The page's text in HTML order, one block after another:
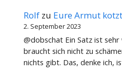
Rolf zu Eure Armut
2. September 2023
@dobschat Ein Satz ist
braucht sich nicht zu
nichts gibt. Das, denke ich,